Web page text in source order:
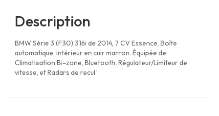
Description
BMW Série 3 (F30) 316i de 2014, 7 CV Essence, Boîte
automatique, intérieur en cuir marron. Équipée de
Climatisation Bi-zone, Bluetooth, Régulateur/Limiteur de
vitesse, et Radars de recul'